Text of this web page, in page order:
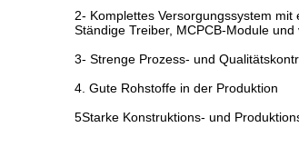
2- Komplettes Versorgungssystem
Ständige Treiber, MCPCB-Module
3- Strenge Prozess- und
4. Gute Rohstoffe in der Produktion
5Starke Konstruktions- und